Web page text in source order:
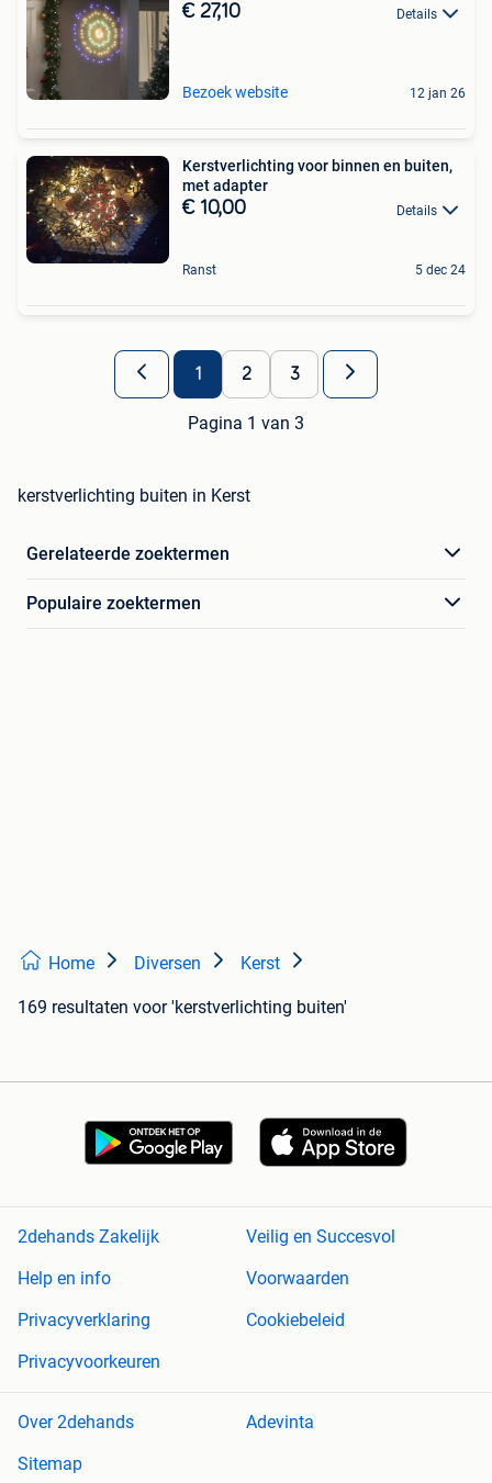
€ 27,10 Details
Bezoek website 12 jan 26
Kerstverlichting voor binnen en buiten,
met adapter
€ 10,00 Details
Ranst 5 dec 24
1 2 3
Pagina 1 van 3
kerstverlichting buiten in Kerst
Gerelateerde zoektermen
Populaire zoektermen
Home Diversen Kerst
169 resultaten voor 'kerstverlichting buiten'
2dehands Zakelijk
Veilig en Succesvol
Help en info
Voorwaarden
Privacyverklaring
Cookiebeleid
Privacyvoorkeuren
Over 2dehands
Adevinta
Sitemap